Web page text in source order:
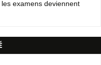
examens deviennent